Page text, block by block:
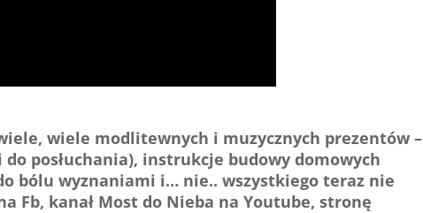
wiele modlitewnych i muzycznych prezentów –
posłuchania), instrukcje budowy domowych
bólu wyznaniami i… nie.. wszystkiego teraz nie
Fb, kanał Most do Nieba na Youtube, stronę